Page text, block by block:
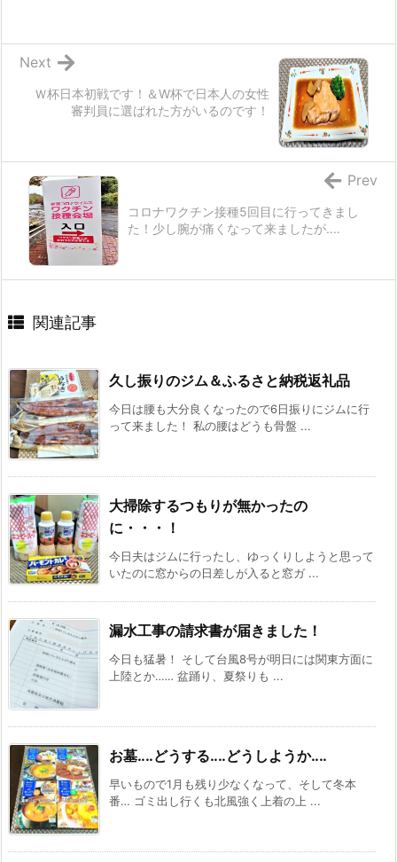
Ｗ杯日本初戦です！＆W杯で日本人の女性
審判員に選ばれた方がいるのです！
Next
コロナワクチン接種5回目に行ってきまし
た！少し腕が痛くなって来ましたが‥‥
Prev
関連記事
久し振りのジム＆ふるさと納税返礼品
今日は腰も大分良くなったので6日振りにジムに行
って来ました！ 私の腰はどうも骨盤 ...
大掃除するつもりが無かったの
に・・・！
今日夫はジムに行ったし、ゆっくりしようと思って
いたのに窓からの日差しが入ると窓ガ ...
漏水工事の請求書が届きました！
今日も猛暑！ そして台風8号が明日には関東方面に
上陸とか‥‥‥ 盆踊り、夏祭りも ...
お墓‥‥どうする‥‥どうしようか‥‥
早いもので1月も残り少なくなって、そして冬本
番… ゴミ出し行くも北風強く上着の上 ...